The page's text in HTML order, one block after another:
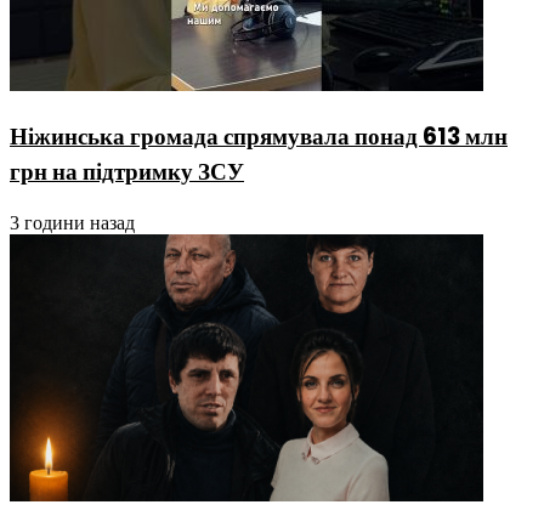
Ніжинська громада спрямувала понад 613 млн
грн на підтримку ЗСУ
3 години назад